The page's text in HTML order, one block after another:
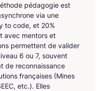
pédagogie est
via une
to code, et 20%
avec mentors et
permettent de valider
6 ou 7, souvent
de reconnaissance
françaises (Mines
etc.). Elles